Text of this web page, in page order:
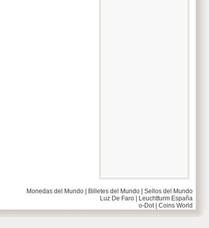
Monedas del Mundo Billetes del Mundo
Sellos del Mundo
Luz De Faro
Leuchtturm España
o-Dot| Coins World